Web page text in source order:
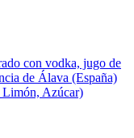
con vodka, jugo de
de Álava (España)
Limón, Azúcar)